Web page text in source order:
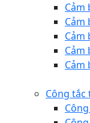
Cảm
Cảm
Cảm
Cảm
Cảm
Công